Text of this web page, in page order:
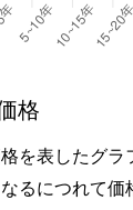
格
を表したグラ
るにつれて価